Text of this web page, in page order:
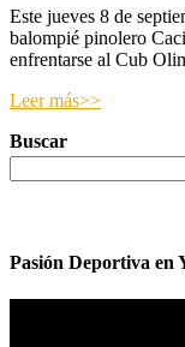
Este jueves 8 de
balompié pinolero
enfrentarse al Cub
Leer más>>
Buscar
Pasión Deportiva en